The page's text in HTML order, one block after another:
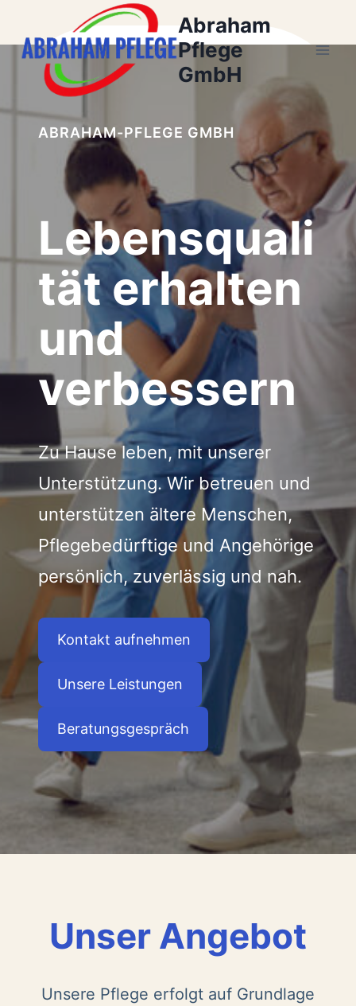
springen
Abraham
Pflege
GmbH
ABRAHAM-PFLEGE GMBH
Lebensquali
tät erhalten
und
verbessern
Zu Hause leben, mit unserer
Unterstützung. Wir betreuen und
unterstützen ältere Menschen,
Pflegebedürftige und Angehörige
persönlich, zuverlässig und nah.
Kontakt aufnehmen
Unsere Leistungen
Beratungsgespräch
Unser Angebot
Unsere Pflege erfolgt auf Grundlage